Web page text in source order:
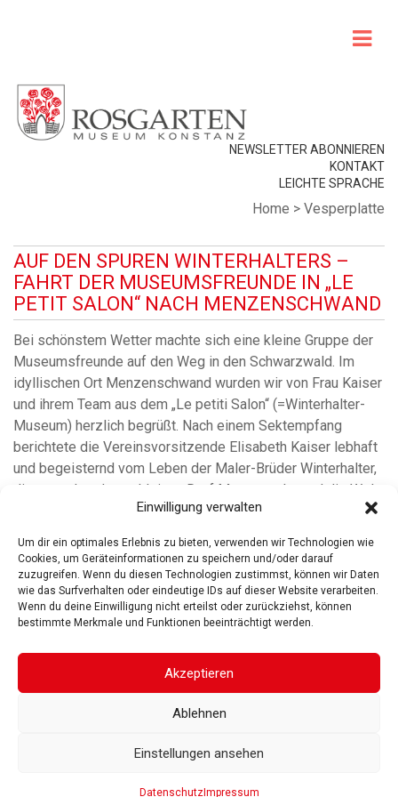
Einwilligung verwalten
Um dir ein optimales Erlebnis zu bieten, verwenden wir Technologien wie
Cookies, um Geräteinformationen zu speichern und/oder darauf
zuzugreifen. Wenn du diesen Technologien zustimmst, können wir Daten
wie das Surfverhalten oder eindeutige IDs auf dieser Website verarbeiten.
Wenn du deine Einwilligung nicht erteilst oder zurückziehst, können
bestimmte Merkmale und Funktionen beeinträchtigt werden.
Akzeptieren
Ablehnen
Einstellungen ansehen
DatenschutzImpressum
NEWSLETTER ABONNIEREN
KONTAKT
LEICHTE SPRACHE
Home > Vesperplatte
AUF DEN SPUREN WINTERHALTERS –
FAHRT DER MUSEUMSFREUNDE IN „LE
PETIT SALON“ NACH MENZENSCHWAND
Bei schönstem Wetter machte sich eine kleine Gruppe der
Museumsfreunde auf den Weg in den Schwarzwald. Im
idyllischen Ort Menzenschwand wurden wir von Frau Kaiser
und ihrem Team aus dem „Le petiti Salon“ (=Winterhalter-
Museum) herzlich begrüßt. Nach einem Sektempfang
berichtete die Vereinsvorsitzende Elisabeth Kaiser lebhaft
und begeisternd vom Leben der Maler-Brüder Winterhalter,
die ausgehend vom kleinen Dorf Menzenschwand die Welt
ROSGARTENMUSEUM KONSTANZ
ROSGARTENSTRASSE
Gesellschaft der Freunde des Rosgartenmuseums. Alle Rechte vorbehalten